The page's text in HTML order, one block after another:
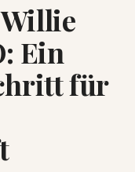
Ein
für